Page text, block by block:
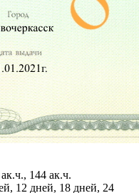
144 ак.ч.
12 дней, 18 дней, 24